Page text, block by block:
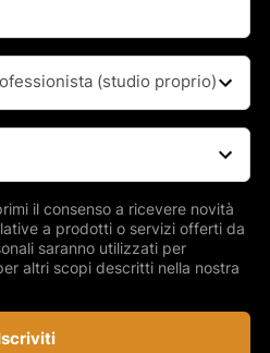
il consenso a ricevere novità
a prodotti o servizi offerti da
saranno utilizzati per
altri scopi descritti nella nostra